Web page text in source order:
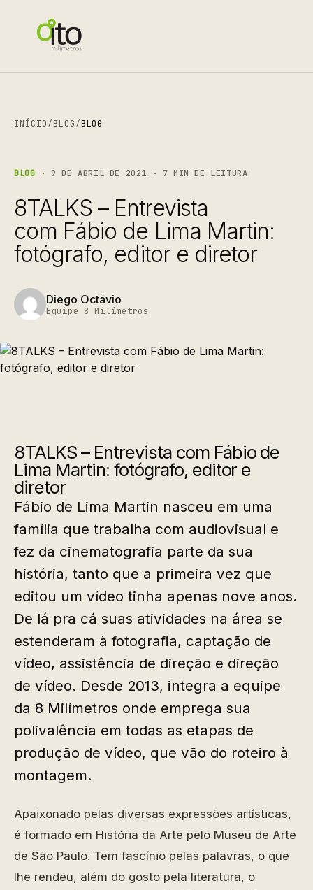
INÍCIO/BLOG/BLOG
BLOG · 9 DE ABRIL DE 2021 · 7 MIN DE LEITURA
8TALKS – Entrevista
com Fábio de Lima Martin:
fotógrafo, editor e diretor
Diego Octávio
Equipe 8 Milímetros
8TALKS – Entrevista com Fábio de
Lima Martin: fotógrafo, editor e
diretor
Fábio de Lima Martin nasceu em uma
família que trabalha com audiovisual e
fez da cinematografia parte da sua
história, tanto que a primeira vez que
editou um vídeo tinha apenas nove anos.
De lá pra cá suas atividades na área se
estenderam à fotografia, captação de
vídeo, assistência de direção e direção
de vídeo. Desde 2013, integra a equipe
da 8 Milímetros onde emprega sua
polivalência em todas as etapas de
produção de vídeo, que vão do roteiro à
montagem.
Apaixonado pelas diversas expressões artísticas,
é formado em História da Arte pelo Museu de Arte
de São Paulo. Tem fascínio pelas palavras, o que
lhe rendeu, além do gosto pela literatura, o